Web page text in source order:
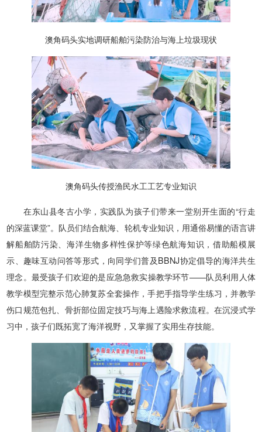
澳角码头实地调研船舶污染防治与海上垃圾现状
澳角码头传授渔民水工工艺专业知识
在东山县冬古小学，实践队为孩子们带来一堂别开生面的“行走
的深蓝课堂”。队员们结合航海、轮机专业知识，用通俗易懂的语言讲
解船舶防污染、海洋生物多样性保护等绿色航海知识，借助船模展
示、趣味互动问答等形式，向同学们普及BBNJ协定倡导的海洋共生
理念。最受孩子们欢迎的是应急急救实操教学环节——队员利用人体
教学模型完整示范心肺复苏全套操作，手把手指导学生练习，并教学
伤口规范包扎、骨折部位固定技巧与海上遇险求救流程。在沉浸式学
习中，孩子们既拓宽了海洋视野，又掌握了实用生存技能。